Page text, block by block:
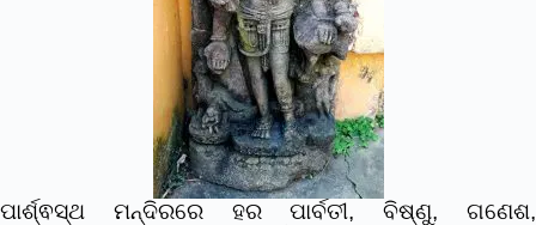
ପାର୍ଶ୍ଵସ୍ଥ ମନ୍ଦିରରେ ହର ପାର୍ବତୀ, ବିଷ୍ଣୁ, ଗଣେଶ,